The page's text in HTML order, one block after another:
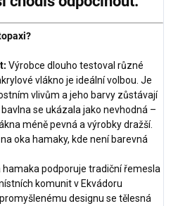
Výrobce dlouho testoval různé
vlákno je ideální volbou. Je
vlivům a jeho barvy zůstávají
se ukázala jako nevhodná –
méně pevná a výrobky dražší.
oka hamaky, kde není barevná
hamaka podporuje tradiční řemesla
komunit v Ekvádoru
designu se tělesná